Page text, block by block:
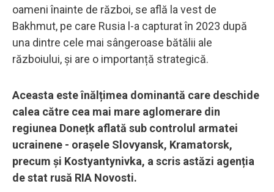
oameni înainte de război, se află la vest de
Bakhmut, pe care Rusia l-a capturat în 2023 după
una dintre cele mai sângeroase bătălii ale
războiului, și are o importanță strategică.
Aceasta este înălțimea dominantă care deschide
calea către cea mai mare aglomerare din
regiunea Donețk aflată sub controlul armatei
ucrainene - orașele Slovyansk, Kramatorsk,
precum și Kostyantynivka, a scris astăzi agenția
de stat rusă RIA Novosti.